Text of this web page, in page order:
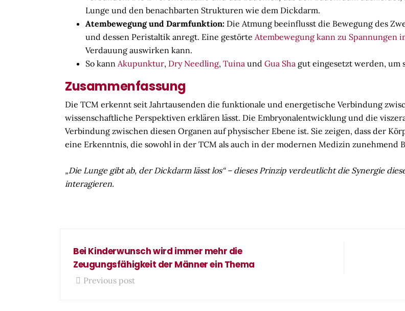
Lunge und den benachbarten Strukturen wie dem Dickdarm.
Atembewegung und Darmfunktion: Die Atmung beeinflusst die Bewegung des
und dessen Peristaltik anregt. Eine gestörte Atembewegung kann zu Spannungen
Verdauung auswirken kann.
So kann Akupunktur, Dry Needling, Tuina und Gua Sha gut eingesetzt werden, um
Zusammenfassung
Die TCM erkennt seit Jahrtausenden die funktionale und energetische Verbindung
wissenschaftliche Perspektiven erklären lässt. Die Embryonalentwicklung und die
Verbindung zwischen diesen Organen auf physischer Ebene ist. Sie zeigen, dass der
eine Erkenntnis, die sowohl in der TCM als auch in der modernen Medizin zunehmend
„Die Lunge gibt ab, der Dickdarm lässt los“ – dieses Prinzip verdeutlicht die Synergie
interagieren.
Bei Kinderwunsch wird immer mehr die
Zeugungsfähigkeit der Männer ein Thema
Previous post